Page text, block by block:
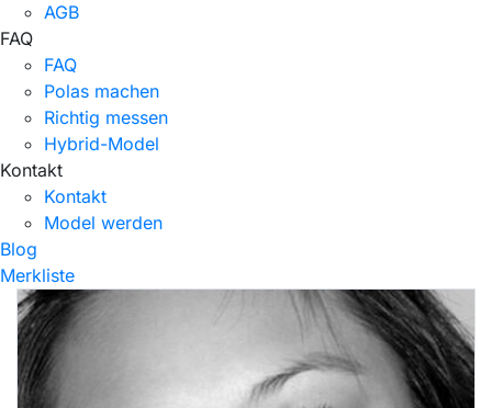
AGB
FAQ
FAQ
Polas machen
Richtig messen
Hybrid-Model
Kontakt
Kontakt
Model werden
Blog
Merkliste